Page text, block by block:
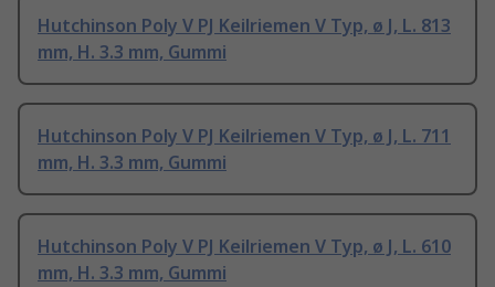
Hutchinson Poly V PJ Keilriemen V Typ, ø J, L. 813
mm, H. 3.3 mm, Gummi
Hutchinson Poly V PJ Keilriemen V Typ, ø J, L. 711
mm, H. 3.3 mm, Gummi
Hutchinson Poly V PJ Keilriemen V Typ, ø J, L. 610
mm, H. 3.3 mm, Gummi